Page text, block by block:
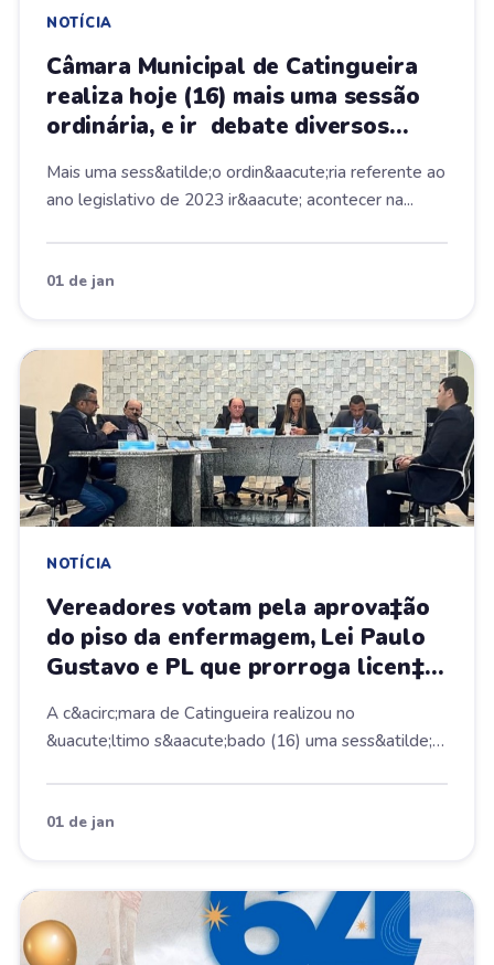
NOTÍCIA
Câmara Municipal de Catingueira
realiza hoje (16) mais uma sessão
ordinária, e ir debate diversos
Mais uma sess&atilde;o ordin&aacute;ria referente ao
ano legislativo de 2023 ir&aacute; acontecer na...
01 de jan
NOTÍCIA
Vereadores votam pela aprova‡ão
do piso da enfermagem, Lei Paulo
Gustavo e PL que prorroga licen‡a
A c&acirc;mara de Catingueira realizou no
&uacute;ltimo s&aacute;bado (16) uma sess&atilde;o
01 de jan